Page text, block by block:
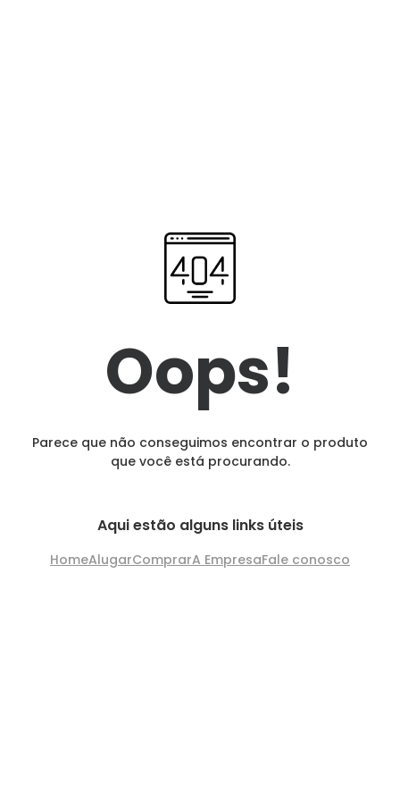
Oops!
Parece que não conseguimos encontrar o produto
que você está procurando.
Aqui estão alguns links úteis
HomeAlugarComprarA EmpresaFale conosco